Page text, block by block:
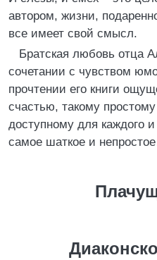
автором, жизни,
все имеет свой смысл.
Братская любовь отца
сочетании с чувством
прочтении его книги
счастью, такому
доступному для каждого
самое шаткое и